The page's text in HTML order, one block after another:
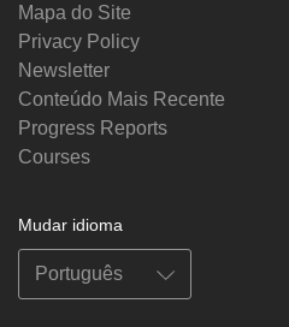
Mapa do Site
Privacy Policy
Newsletter
Conteúdo Mais Recente
Progress Reports
Courses
Mudar idioma